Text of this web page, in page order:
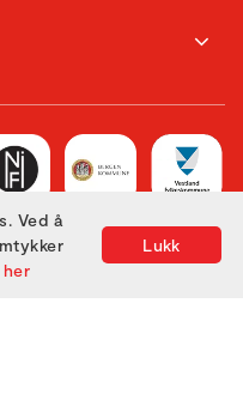
Lukk
Ved å
her